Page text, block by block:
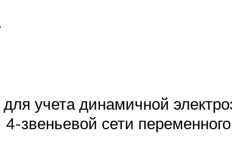
учета динамичной
звеньевой сети